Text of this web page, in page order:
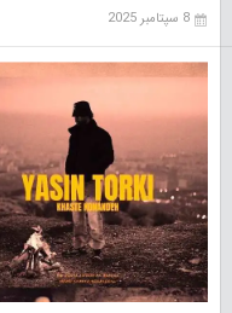
8 سپتامبر 2025